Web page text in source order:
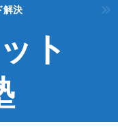
解決
ト